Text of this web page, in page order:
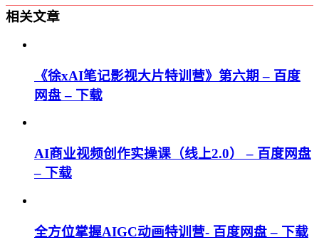
相关文章
《徐xAI笔记影视大片特训营》第六期 – 百度
网盘 – 下载
AI商业视频创作实操课（线上2.0） – 百度网盘
– 下载
全方位掌握AIGC动画特训营- 百度网盘 – 下载